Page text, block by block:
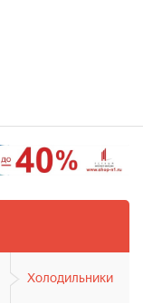
Холодильники